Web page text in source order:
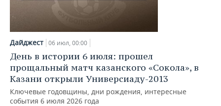
ВОЛЕЙБОЛ
КИБЕРСПОРТ
ФИГУРНОЕ КАТАНИЕ
ВОДНЫЕ ВИДЫ СПОРТА
ИСТОРИЯ
КУЛЬТУРА
МЕДИЦИНА
ОБРАЗОВАНИЕ
СПИСОК ПЕРСОН
СПИСОК КОМПАНИЙ
ПОЛНАЯ ВЕРСИЯ
Дайджест 06 июл, 00:00
День в истории 6 июля: прошел
прощальный матч казанского «Сокола», в
Казани открыли Универсиаду-2013
Ключевые годовщины, дни рождения, интересные
события 6 июля 2026 года